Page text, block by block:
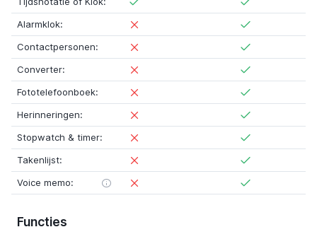
Alarmklok:
Contactpersonen:
Converter:
Fototelefoonboek:
Herinneringen:
Stopwatch & timer:
Takenlijst:
Voice memo:
Functies